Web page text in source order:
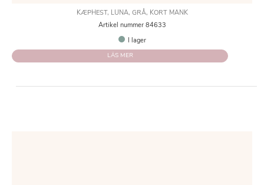
KÆPHEST, LUNA, GRÅ, KORT MANK
Artikel nummer 84633
I lager
LÄS MER